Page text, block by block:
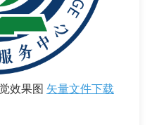
效果图 矢量文件下载